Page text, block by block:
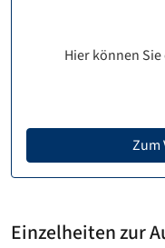
Hier können
Zum
Einzelheiten zur